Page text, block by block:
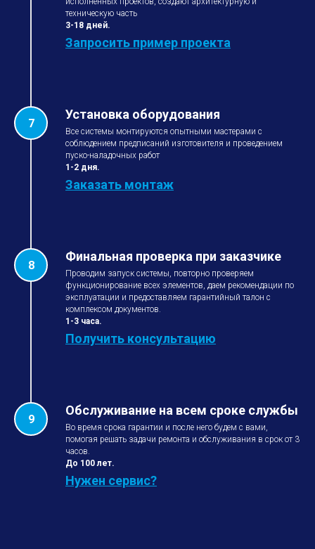
техническую часть
3-18 дней.
Запросить пример проекта
Установка оборудования
Все системы монтируются опытными мастерами с
соблюдением предписаний изготовителя и проведением
пуско-наладочных работ
1-2 дня.
Заказать монтаж
Финальная проверка при заказчике
Проводим запуск системы, повторно проверяем
функционирование всех элементов, даем рекомендации по
эксплуатации и предоставляем гарантийный талон с
комплексом документов.
1-3 часа.
Получить консультацию
Обслуживание на всем сроке службы
Во время срока гарантии и после него будем с вами,
помогая решать задачи ремонта и обслуживания в срок от 3
часов.
До 100 лет.
Нужен сервис?